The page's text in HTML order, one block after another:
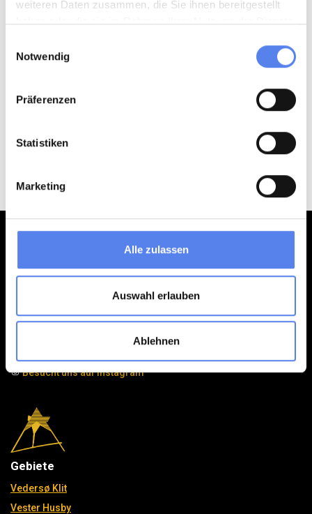
weiteren Daten zusammen, die Sie ihnen bereitgestellt
haben oder die sie im Rahmen Ihrer Nutzung der Dienste
Notwendig
Präferenzen
Statistiken
Marketing
Alle zulassen
Auswahl erlauben
Ablehnen
post@klitferie.com
+45 97 49 51 95
Besucht uns auf Facebook
Besucht uns auf Instagram
Gebiete
Vedersø Klit
Vester Husby